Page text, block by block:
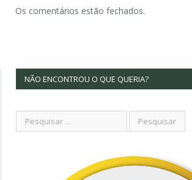
Os comentários estão fechados.
NÃO ENCONTROU O QUE QUERIA?